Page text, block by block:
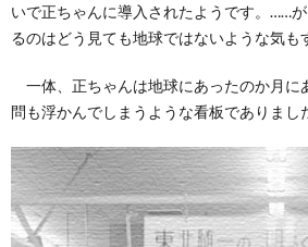
いで正ちゃんに導入されたようです。……
るのはどう見ても地球ではないような気も
一体、正ちゃんは地球にあったのか月
問も浮かんでしまうような看板でありまし